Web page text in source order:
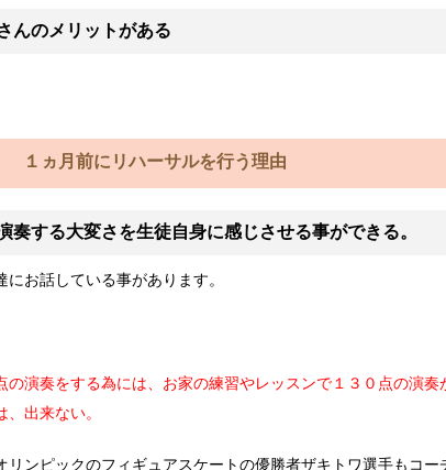
んのメリットがある
１ヵ月前にリハーサルを行う理由
奏する大変さを生徒自身に感じさせる事ができる。
お話している事があります。
の演奏をする為には、お家の練習やレッスンで１３０点の演奏
出来ない。
リンピックのフィギュアスケートの優勝者ザキトワ選手もコー